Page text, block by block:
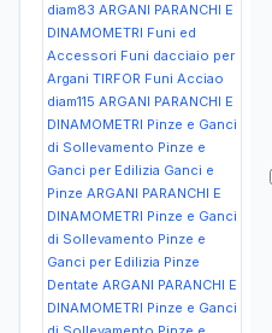
diam83 ARGANI PARANCHI E
DINAMOMETRI Funi ed
Accessori Funi dacciaio per
Argani TIRFOR Funi Acciao
diam115 ARGANI PARANCHI E
DINAMOMETRI Pinze e Ganci
di Sollevamento Pinze e
Ganci per Edilizia Ganci e
Pinze ARGANI PARANCHI E
DINAMOMETRI Pinze e Ganci
di Sollevamento Pinze e
Ganci per Edilizia Pinze
Dentate ARGANI PARANCHI E
DINAMOMETRI Pinze e Ganci